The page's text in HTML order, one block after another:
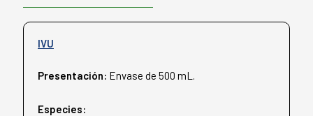
IVU
Presentación: Envase de 500 mL.
Especies: